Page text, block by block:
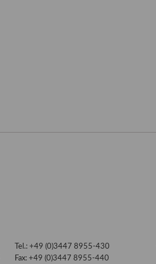
Tel.: +49 (0)3447 8955-430
Fax: +49 (0)3447 8955-440